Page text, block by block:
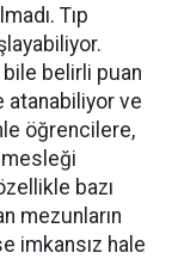
Tıp
bile belirli puan
atanabiliyor ve
öğrencilere,
bazı
mezunların
imkansız hale